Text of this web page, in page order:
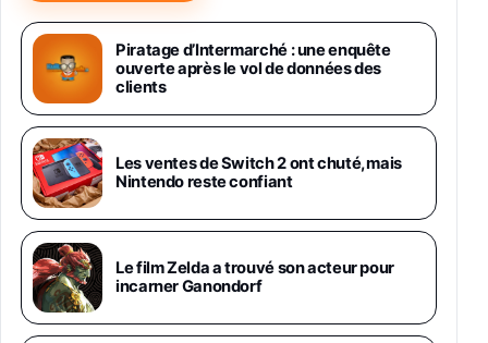
Samsung Galaxy Miracle Ultra, Smartphone
Android 5G avec Galaxy AI, 512 Go,
Chargeur Secteur Rapide 25W Inclus,
Smartphone déverrouillé, Noir, Version FR
1019€
Galaxy S26 Ultra 512 Go Bleu
1019€1399€ Fnac (Vendeur Tiers)
Galaxy S26 Ultra 256 Go Violet
892€1199€Fnac (Vendeur Tiers)
Philips SHK2000BL - Casque Enfant - Bleu &
Piratage d’Intermarché : une enquête
ouverte après le vol de données des
clients
Les ventes de Switch 2 ont chuté, mais
Nintendo reste confiant
Le film Zelda a trouvé son acteur pour
incarner Ganondorf